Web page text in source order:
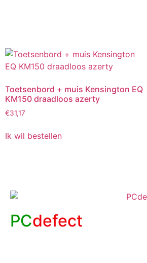
Toetsenbord + muis Kensington EQ
KM150 draadloos azerty
€31,17
Ik wil bestellen
PCdefect